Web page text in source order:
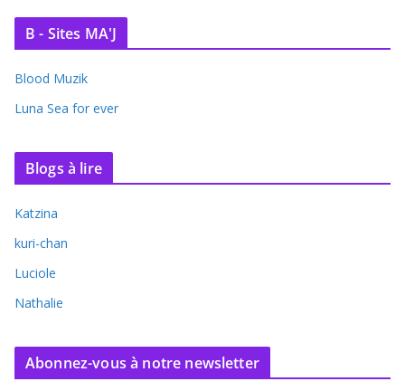
B - Sites MA'J
Blood Muzik
Luna Sea for ever
Blogs à lire
Katzina
kuri-chan
Luciole
Nathalie
Abonnez-vous à notre newsletter